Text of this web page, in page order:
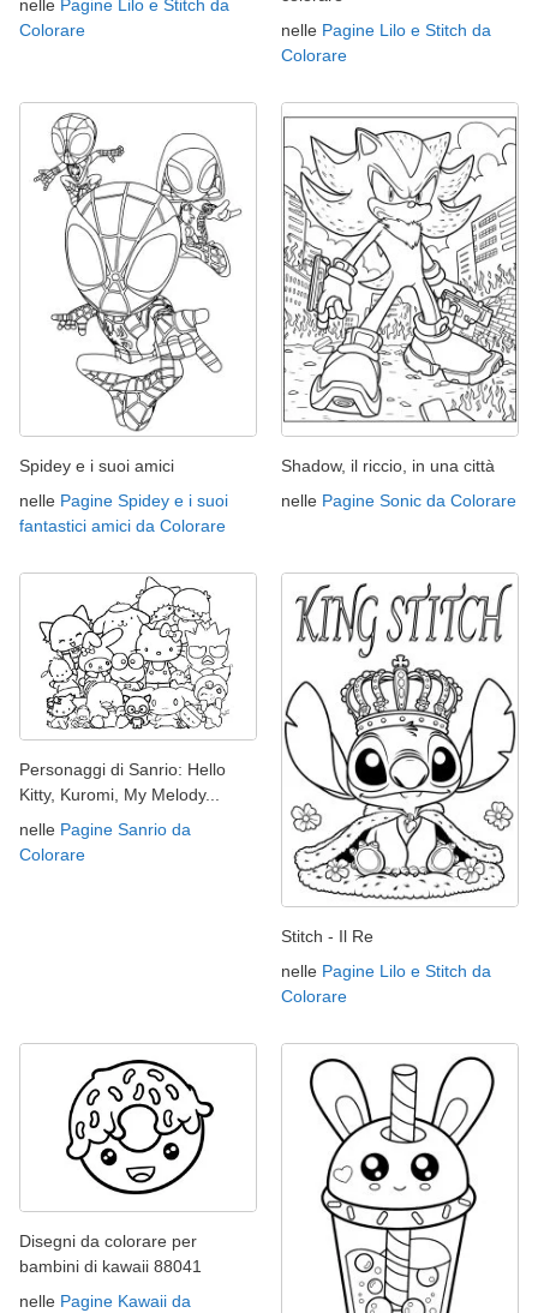
nelle Pagine Lilo e Stitch da
Colorare
nelle Pagine Lilo e Stitch da
Colorare
Spidey e i suoi amici
nelle Pagine Spidey e i suoi
fantastici amici da Colorare
Shadow, il riccio, in una città
nelle Pagine Sonic da Colorare
Personaggi di Sanrio: Hello
Kitty, Kuromi, My Melody...
nelle Pagine Sanrio da
Colorare
Stitch - Il Re
nelle Pagine Lilo e Stitch da
Colorare
Disegni da colorare per
bambini di kawaii 88041
nelle Pagine Kawaii da